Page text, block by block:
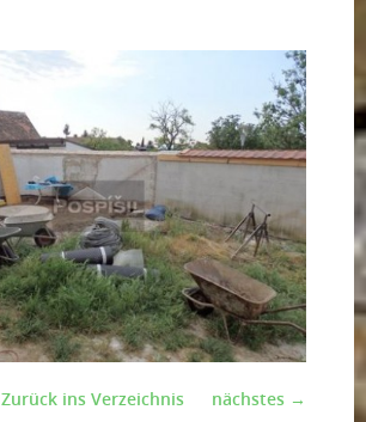
nächstes →
Zurück ins Verzeichnis